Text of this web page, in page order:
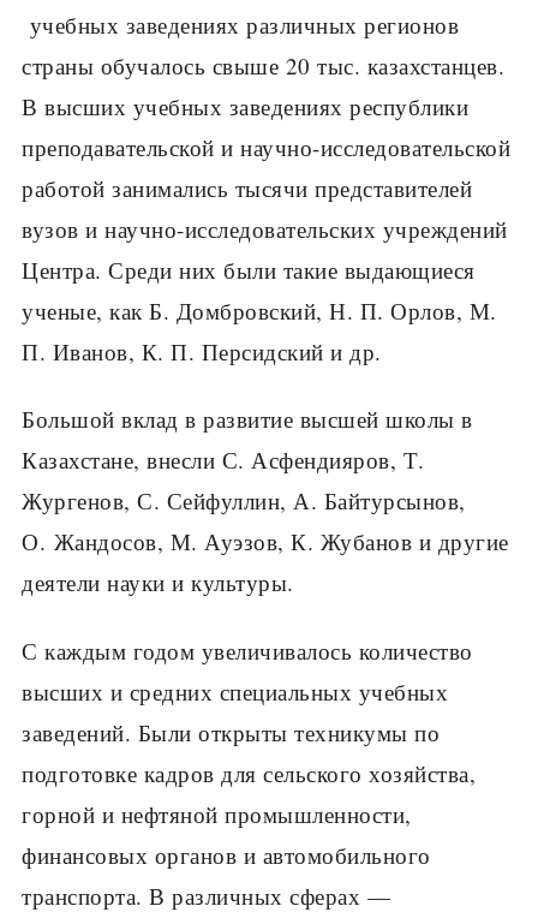
учебных заведениях различных регионов
страны обучалось свыше 20 тыс. казахстанцев.
В высших учебных заведениях республики
преподавательской и научно-исследовательской
работой занимались тысячи представителей
вузов и научно-исследовательских учреждений
Центра. Среди них были такие выдающиеся
ученые, как Б. Домбровский, Н. П. Орлов, М.
П. Иванов, К. П. Персидский и др.
Большой вклад в развитие высшей школы в
Казахстане, внесли С. Асфендияров, Т.
Жургенов, С. Сейфуллин, А. Байтурсынов,
О. Жандосов, М. Ауэзов, К. Жубанов и другие
деятели науки и культуры.
С каждым годом увеличивалось количество
высших и средних специальных учебных
заведений. Были открыты техникумы по
подготовке кадров для сельского хозяйства,
горной и нефтяной промышленности,
финансовых органов и автомобильного
транспорта. В различных сферах —